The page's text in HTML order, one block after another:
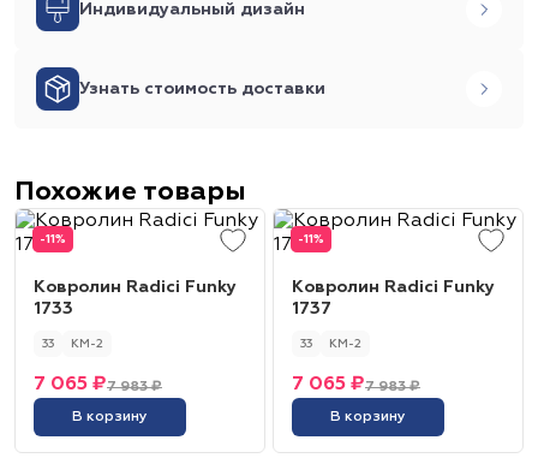
Индивидуальный дизайн
Узнать стоимость доставки
Похожие товары
-11%
Ковролин Radici Funky
1733
33 КМ-2
7 983 ₽
7 065 ₽
В корзину
-11%
Ковролин Radici Funky
1737
33 КМ-2
7 983 ₽
7 065 ₽
В корзину